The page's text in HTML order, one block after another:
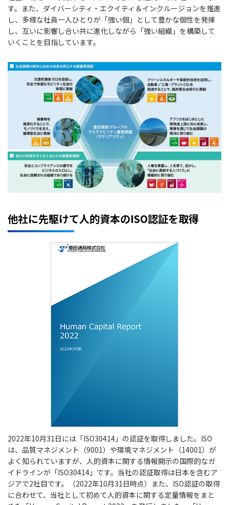
す。また、ダイバーシティ・エクイティ＆インクルージョンを推進
し、多様な社員一人ひとりが「強い個」として豊かな個性を発揮
し、互いに影響し合い共に進化しながら「強い組織」を構築して
いくことを目指しています。
他社に先駆けて人的資本のISO認証を取得
2022年10月31日には「ISO30414」の認証を取得しました。ISO
は、品質マネジメント（9001）や環境マネジメント（14001）が
よく知られていますが、人的資本に関する情報開示の国際的なガ
イドラインが「ISO30414」です。当社の認証取得は日本を含むア
ジアで2社目です。（2022年10月31日時点）また、ISO認証の取得
に合わせて、当社として初めて人的資本に関する定量情報をまと